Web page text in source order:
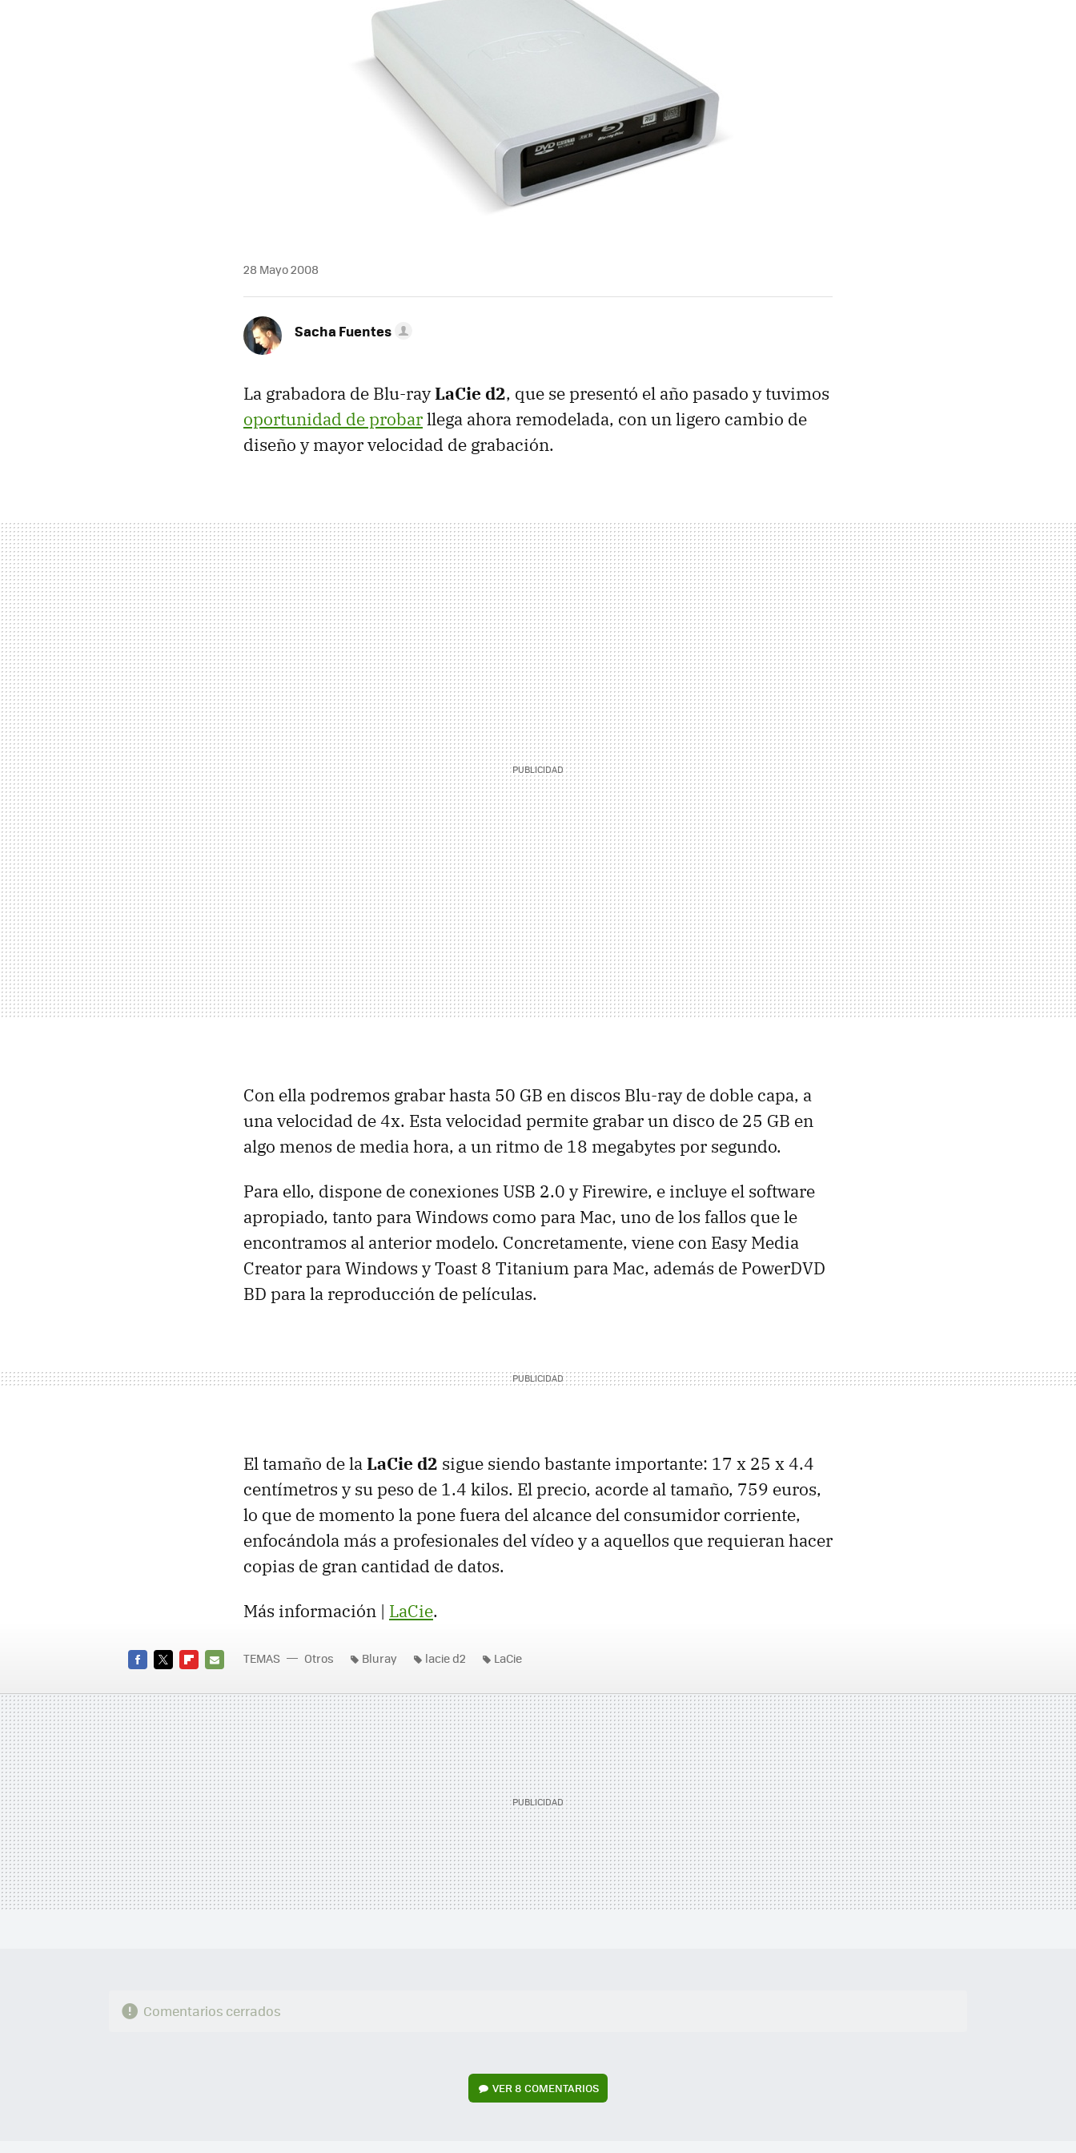
28 Mayo 2008
Sacha Fuentes
La grabadora de Blu-rayLaCie d2, que se presentó el año pasado y tuvimos
oportunidad de probarllega ahora remodelada, con un ligero cambio de
diseño y mayor velocidad de grabación.
Con ella podremos grabar hasta 50 GB en discos Blu-ray de doble capa, a
una velocidad de 4x. Esta velocidad permite grabar un disco de 25 GB en
algo menos de media hora, a un ritmo de 18 megabytes por segundo.
Para ello, dispone de conexiones USB 2.0 y Firewire, e incluye el software
apropiado, tanto para Windows como para Mac, uno de los fallos que le
encontramos al anterior modelo. Concretamente, viene con Easy Media
Creator para Windows y Toast 8 Titanium para Mac, además de PowerDVD
BD para la reproducción de películas.
El tamaño de laLaCie d2 sigue siendo bastante importante: 17 x 25 x 4.4
centímetros y su peso de 1.4 kilos. El precio, acorde al tamaño, 759 euros,
lo que de momento la pone fuera del alcance del consumidor corriente,
enfocándola más a profesionales del vídeo y a aquellos que requieran hacer
copias de gran cantidad de datos.
Más información | LaCie.
MAIL
TEMAS Otros Bluray lacie d2 LaCie
Comentarios cerrados
VER8 COMENTARIOS